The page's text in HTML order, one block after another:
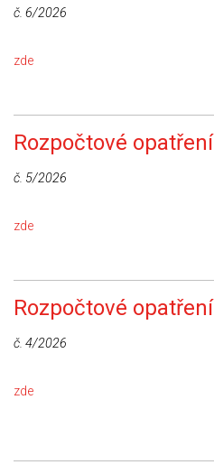
č. 6/2026
zde
Rozpočtové opatření
č. 5/2026
zde
Rozpočtové opatření
č. 4/2026
zde